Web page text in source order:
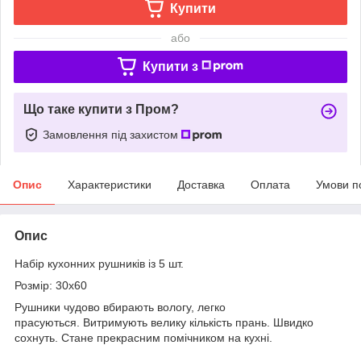
Купити
або
Купити з
Що таке купити з Пром?
Замовлення під захистом
Опис Характеристики Доставка Оплата Умови
Опис
Набір кухонних рушників із 5 шт.
Розмір: 30х60
Рушники чудово вбирають вологу, легко
прасуються. Витримують велику кількість прань. Швидко
сохнуть. Стане прекрасним помічником на кухні.